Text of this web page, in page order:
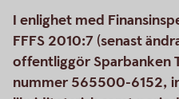
I enlighet med
FFFS 2010:7 (senast
offentliggör Sparbanken
nummer 565500-6152,